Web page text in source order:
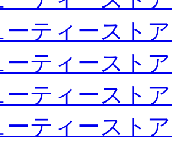
ーティースト
ーティースト
ーティースト
ーティースト